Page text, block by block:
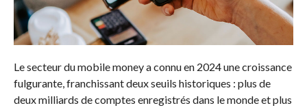
Le secteur du mobile money a connu en 2024 une croissance
fulgurante, franchissant deux seuils historiques : plus de
deux milliards de comptes enregistrés dans le monde et plus